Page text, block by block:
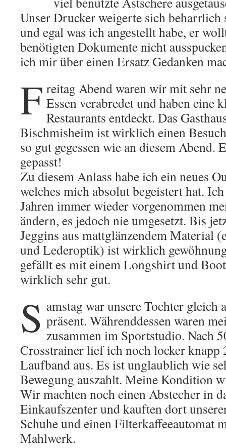
Unser Drucker weigerte sich beharrlich
und egal was ich angestellt habe, er
benötigten Dokumente nicht
ich mir über einen Ersatz Gedanken
F reitag Abend waren wir mit sehr
Essen verabredet und haben eine
Restaurants entdeckt. Das
Bischmisheim ist wirklich einen
so gut gegessen wie an diesem Abend.
gepasst!
Zu diesem Anlass habe ich ein neues
welches mich absolut begeistert hat.
Jahren immer wieder vorgenommen
ändern, es jedoch nie umgesetzt. Bis
Jeggins aus mattglänzendem Material
und Lederoptik) ist wirklich
gefällt es mit einem Longshirt und
wirklich sehr gut.
S amstag war unsere Tochter gleich
präsent. Währenddessen waren
zusammen im Sportstudio. Nach
Crosstrainer lief ich noch locker knapp
Laufband aus. Es ist unglaublich wie
Bewegung auszahlt. Meine Kondition
Wir machten noch einen Abstecher in
Einkaufszenter und kauften dort
Schuhe und einen Filterkaffeeautomat
Mahlwerk.